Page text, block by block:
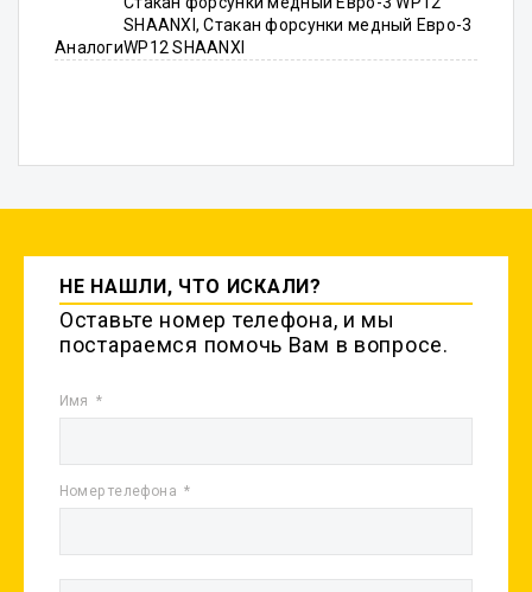
Аналоги
SHAANXI, Стакан форсунки медный Евро-3
WP12 SHAANXI
НЕ НАШЛИ, ЧТО ИСКАЛИ?
Оставьте номер телефона, и мы
постараемся помочь Вам в вопросе.
Имя
Номер телефона